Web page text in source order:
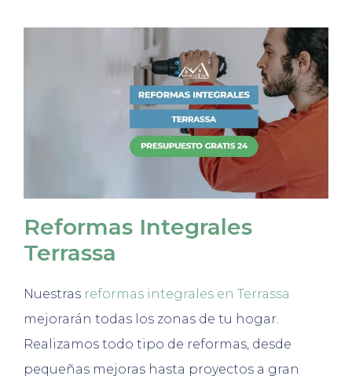
Reformas Integrales
Terrassa
Nuestras reformas integrales en Terrassa
mejorarán todas los zonas de tu hogar.
Real izamos todo tipo de reformas, desde
pequeñas mejoras hasta proyectos a gran